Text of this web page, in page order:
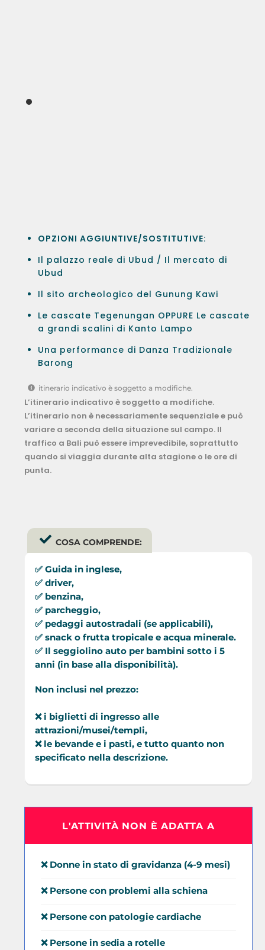
OPZIONI AGGIUNTIVE/SOSTITUTIVE:
Il palazzo reale di Ubud / Il mercato di
Ubud
Il sito archeologico del Gunung Kawi
Le cascate Tegenungan OPPURE Le cascate
a grandi scalini di Kanto Lampo
Una performance di Danza Tradizionale
Barong
itinerario indicativo è soggetto a modifiche.
L’itinerario indicativo è soggetto a modifiche.
L’itinerario non è necessariamente sequenziale e può
variare a seconda della situazione sul campo. Il
traffico a Bali può essere imprevedibile, soprattutto
quando si viaggia durante alta stagione o le ore di
punta.
COSA COMPRENDE:
✅ Guida in inglese,
✅ driver,
✅ benzina,
✅ parcheggio,
✅ pedaggi autostradali (se applicabili),
✅ snack o frutta tropicale e acqua minerale.
✅ Il seggiolino auto per bambini sotto i 5
anni (in base alla disponibilità).
Non inclusi nel prezzo:
❌ i biglietti di ingresso alle
attrazioni/musei/templi,
❌ le bevande e i pasti, e tutto quanto non
specificato nella descrizione.
L'ATTIVITÀ NON È ADATTA A
❌ Donne in stato di gravidanza (4-9 mesi)
❌ Persone con problemi alla schiena
❌ Persone con patologie cardiache
❌ Persone in sedia a rotelle